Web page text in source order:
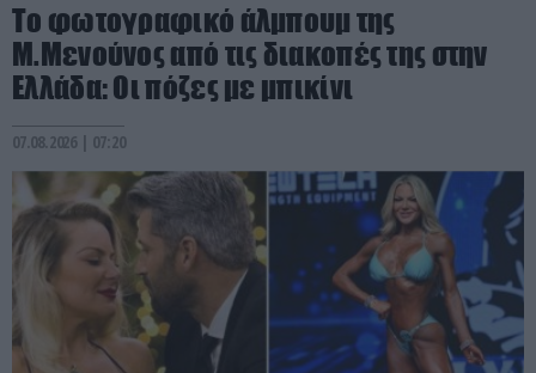
Το φωτογραφικό άλμπουμ της
Μ.Μενούνος από τις διακοπές της στην
Ελλάδα: Οι πόζες με μπικίνι
07.08.2026 | 07:20